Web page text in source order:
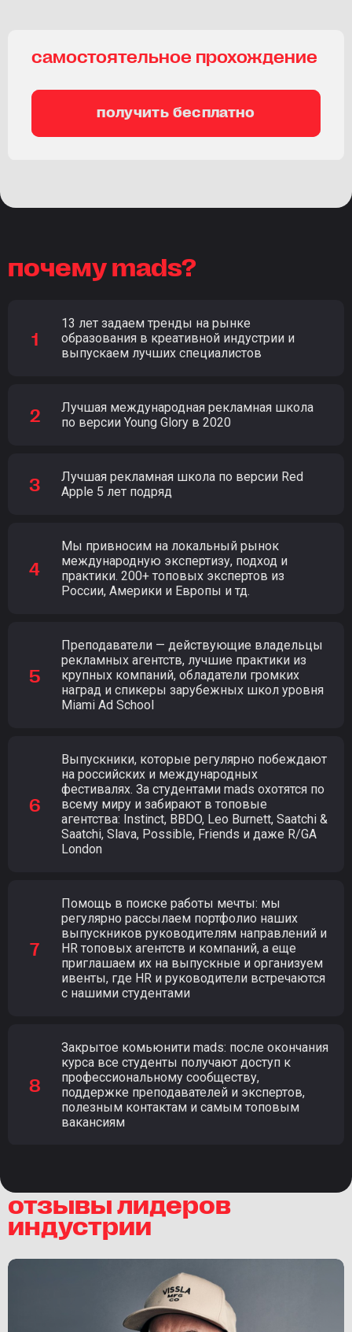
самостоятельное прохождение
получить бесплатно
почему mads?
13 лет задаем тренды на рынке
образования в креативной индустрии и
выпускаем лучших специалистов
Лучшая международная рекламная школа
по версии Young Glory в 2020
Лучшая рекламная школа по версии Red
Apple 5 лет подряд
Мы привносим на локальный рынок
международную экспертизу, подход и
практики. 200+ топовых экспертов из
России, Америки и Европы и тд.
Преподаватели — действующие владельцы
рекламных агентств, лучшие практики из
крупных компаний, обладатели громких
наград и спикеры зарубежных школ уровня
Miami Ad School
Выпускники, которые регулярно побеждают
на российских и международных
фестивалях. За студентами mads охотятся по
всему миру и забирают в топовые
агентства: Instinct, BBDO, Leo Burnett, Saatchi &
Saatchi, Slava, Possible, Friends и даже R/GA
London
Помощь в поиске работы мечты: мы
регулярно рассылаем портфолио наших
выпускников руководителям направлений и
HR топовых агентств и компаний, а еще
приглашаем их на выпускные и организуем
ивенты, где HR и руководители встречаются
с нашими студентами
Закрытое комьюнити mads: после окончания
курса все студенты получают доступ к
профессиональному сообществу,
поддержке преподавателей и экспертов,
полезным контактам и самым топовым
вакансиям
отзывы лидеров
индустрии